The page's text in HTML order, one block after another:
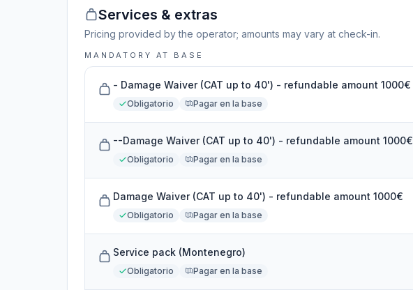
Services & extras
Pricing provided by the operator; amounts may vary at check-in.
MANDATORY AT BASE
- Damage Waiver (CAT up to 40') - refundable amount 1000€
Obligatorio Pagar en la base
--Damage Waiver (CAT up to 40') - refundable amount 1000€
Obligatorio Pagar en la base
Damage Waiver (CAT up to 40') - refundable amount 1000€
Obligatorio Pagar en la base
Service pack (Montenegro)
Obligatorio Pagar en la base